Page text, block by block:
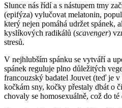
Slunce nás řídí a s nástupem tmy
(epifýza) vylučovat melatonin,
který nejen pomáhá udržet spánek,
kyslíkových radikálů (scavenger)
stresů.
V nejhlubším spánku se vytváří a
spánek reguluje plno důležitých
francouzský badatel Jouvet (teď je
kočkám sny, kočky přestaly dbát o
chovaly se homosexuálně, což do té